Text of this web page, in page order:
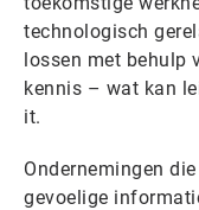
technologisch
lossen met behulp
kennis – wat kan
it.
Ondernemingen
gevoelige